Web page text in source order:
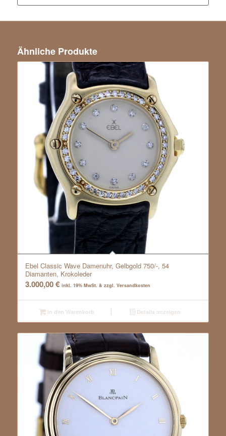
Ähnliche Produkte
Ebel Classic Wave Damenuhr, Gelbgold 750/-, 54
Diamanten, Krokoleder
3.000,00€ inkl. 19% MwSt. & zzgl. Versandkosten
In den Warenkorb Details anzeigen